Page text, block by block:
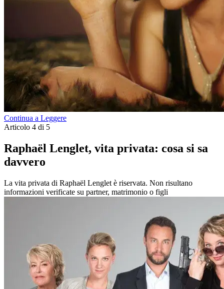
Continua a Leggere
Articolo 4 di 5
Raphaël Lenglet, vita privata: cosa si sa
davvero
La vita privata di Raphaël Lenglet è riservata. Non risultano
informazioni verificate su partner, matrimonio o figli